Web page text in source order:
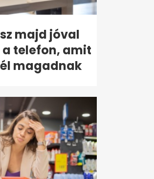
majd jóval
telefon, amit
magadnak